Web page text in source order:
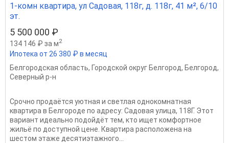
1-комн квартира, ул Садовая, 118г, д. 118г, 41 м², 6/10
эт.
5 500 000 ₽
134 146 ₽ за м2
Ипотека от 26 380 ₽ в месяц
Белгородская область, Городской округ Белгород, Белгород,
Северный р-н
Срочно продаётся уютная и светлая однокомнатная
квартира в Белгороде по адресу: Садовая улица, 118Г. Этот
вариант идеально подойдёт тем, кто ищет комфортное
жильё по доступной цене. Квартира расположена на
шестом этаже десятиэтажного...